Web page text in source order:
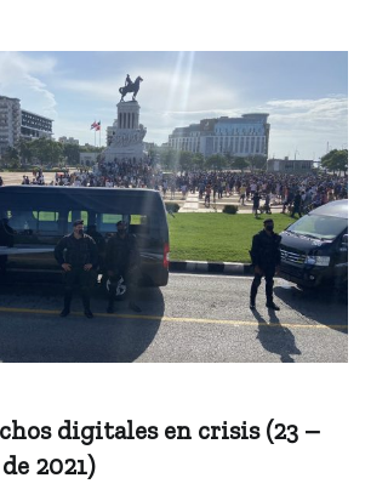
digitales en crisis (23 –
2021)